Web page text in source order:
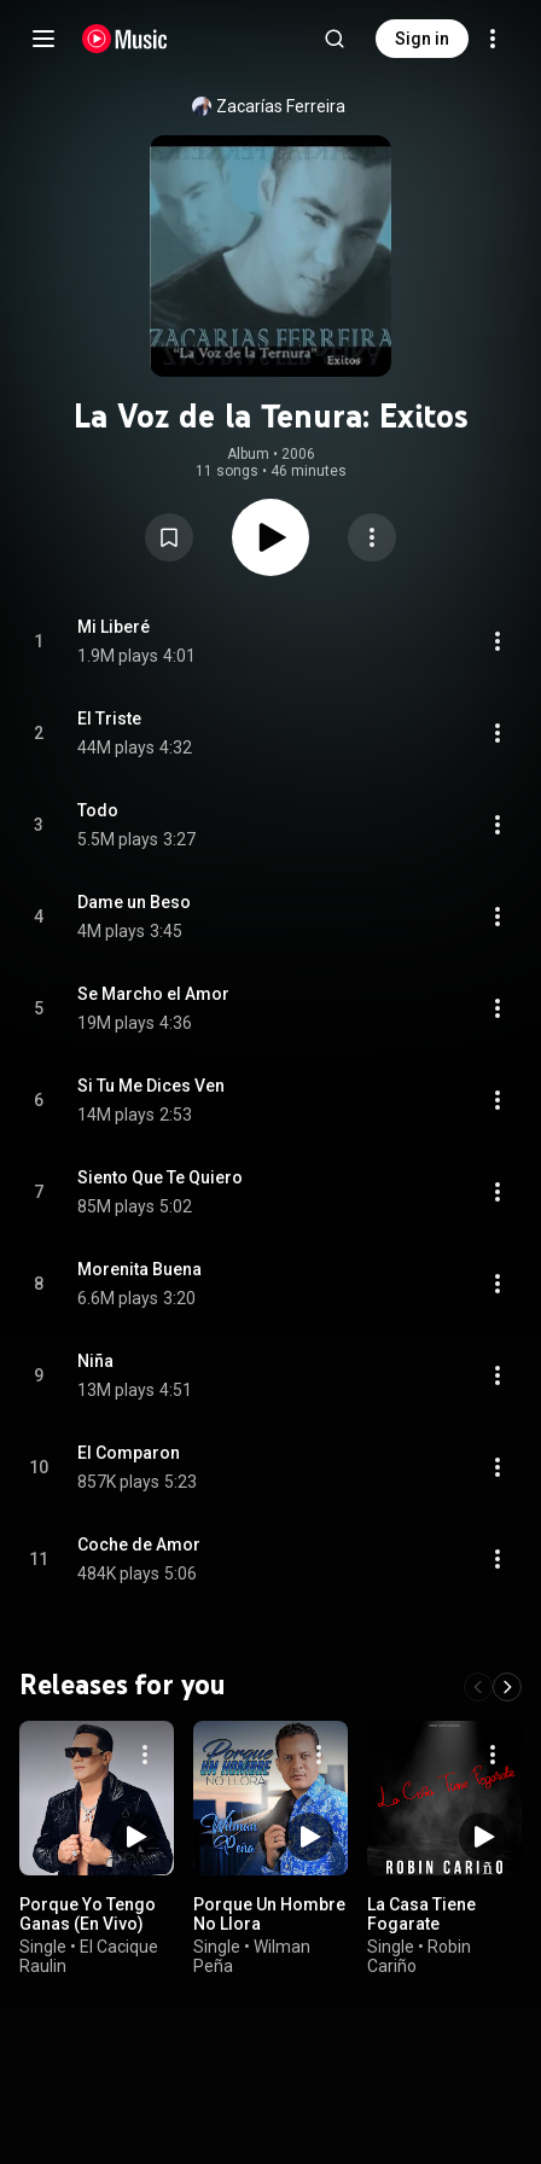
Sign in
Zacarías Ferreira
La Voz de la Tenura: Exitos
Album • 2006
11 songs • 46 minutes
1
Mi Liberé
1.9M plays 4:01
2
El Triste
44M plays 4:32
3
Todo
5.5M plays 3:27
4
Dame un Beso
4M plays 3:45
5
Se Marcho el Amor
19M plays 4:36
6
Si Tu Me Dices Ven
14M plays 2:53
7
Siento Que Te Quiero
85M plays 5:02
8
Morenita Buena
6.6M plays 3:20
9
Niña
13M plays 4:51
10
El Comparon
857K plays 5:23
11
Coche de Amor
484K plays 5:06
Releases for you
Porque Yo Tengo
Ganas (En Vivo)
Single • El Cacique
Raulin
Porque Un Hombre
No Llora
Single • Wilman
Peña
La Casa Tiene
Fogarate
Single • Robin
Cariño